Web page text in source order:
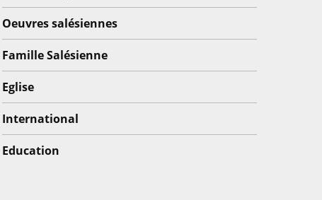
Oeuvres salésiennes
Famille Salésienne
Eglise
International
Education